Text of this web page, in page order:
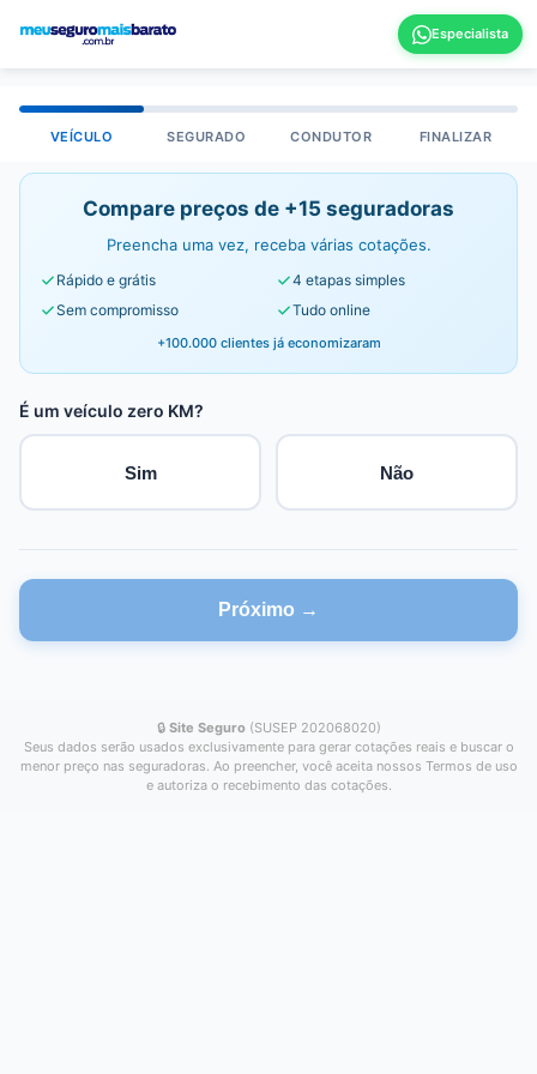
VEÍCULO SEGURADO CONDUTOR FINALIZAR
Compare preços de +15 seguradoras
Preencha uma vez, receba várias cotações.
Rápido e grátis
4 etapas simples
Sem compromisso
Tudo online
+100.000 clientes já economizaram
É um veículo zero KM?
Sim Não
Próximo →
🔒 Site Seguro (SUSEP 202068020)
Seus dados serão usados exclusivamente para gerar cotações reais e buscar o
menor preço nas seguradoras. Ao preencher, você aceita nossos Termos de uso
e autoriza o recebimento das cotações.